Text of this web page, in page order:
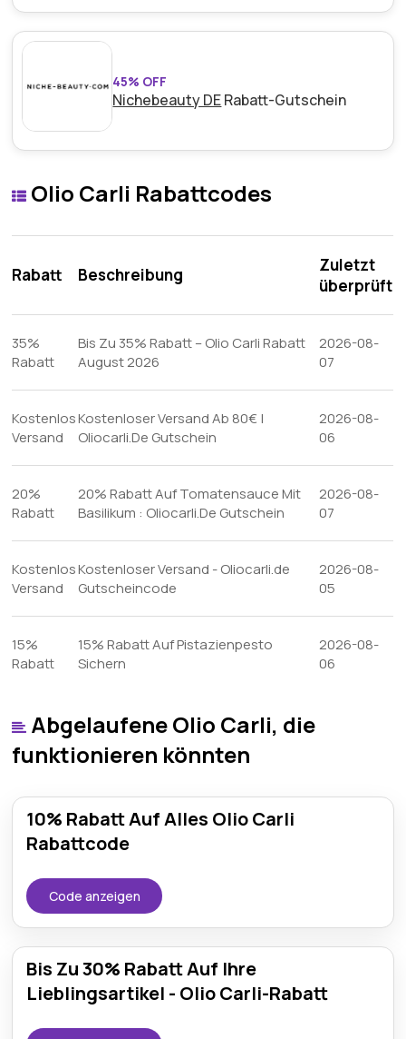
45% OFF
Nichebeauty DERabatt-Gutschein
Olio Carli Rabattcodes
Rabatt Beschreibung
Zuletzt
überprüft
35%
Rabatt
Bis Zu 35% Rabatt – Olio Carli Rabatt
August 2026
2026-08-
07
Kostenlos
Versand
Kostenloser Versand Ab 80€ |
Oliocarli.De Gutschein
2026-08-
06
20%
Rabatt
20% Rabatt Auf Tomatensauce Mit
Basilikum : Oliocarli.De Gutschein
2026-08-
07
Kostenlos
Versand
Kostenloser Versand - Oliocarli.de
Gutscheincode
2026-08-
05
15%
Rabatt
15% Rabatt Auf Pistazienpesto
Sichern
2026-08-
06
Abgelaufene Olio Carli, die
funktionieren könnten
10% Rabatt Auf Alles Olio Carli
Rabattcode
Code anzeigen
Bis Zu 30% Rabatt Auf Ihre
Lieblingsartikel - Olio Carli-Rabatt